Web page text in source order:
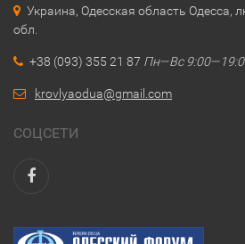
Украина, Одесская область Одесса,
обл.
+38 (093) 355 21 87 Пн—Вс
krovlyaodua@gmail.com
СОЦСЕТИ